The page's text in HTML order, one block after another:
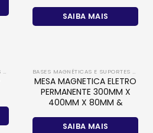
SAIBA MAIS
BASES MAGNÉTICAS E SUPORTES DE MEDIÇÃO BASES MAGNÉTICAS E SUPORTES DE MEDIÇÃO
MESA MAGNETICA ELETRO
PERMANENTE 300MM X
400MM X 80MM &
SAIBA MAIS